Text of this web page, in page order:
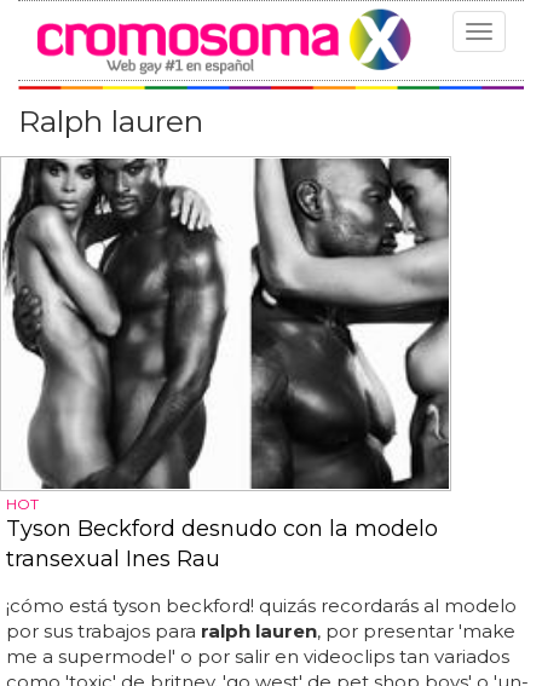
Toggle
Ralph lauren
HOT
Tyson Beckford desnudo con la modelo
transexual Ines Rau
¡cómo está tyson beckford! quizás recordarás al modelo
por sus trabajos para ralph lauren, por presentar 'make
me a supermodel' o por salir en videoclips tan variados
como 'toxic' de britney, 'go west' de pet shop boys' o 'un-